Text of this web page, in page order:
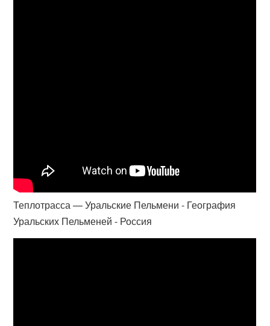
Теплотрасса — Уральские Пельмени - География
Уральских Пельменей - Россия